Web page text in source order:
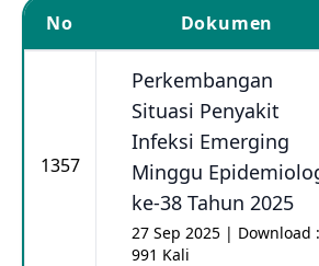
No Dokumen
1357
Perkembangan
Situasi Penyakit
Infeksi Emerging
Minggu
ke-38 Tahun 2025
27 Sep 2025 | Download :
991 Kali